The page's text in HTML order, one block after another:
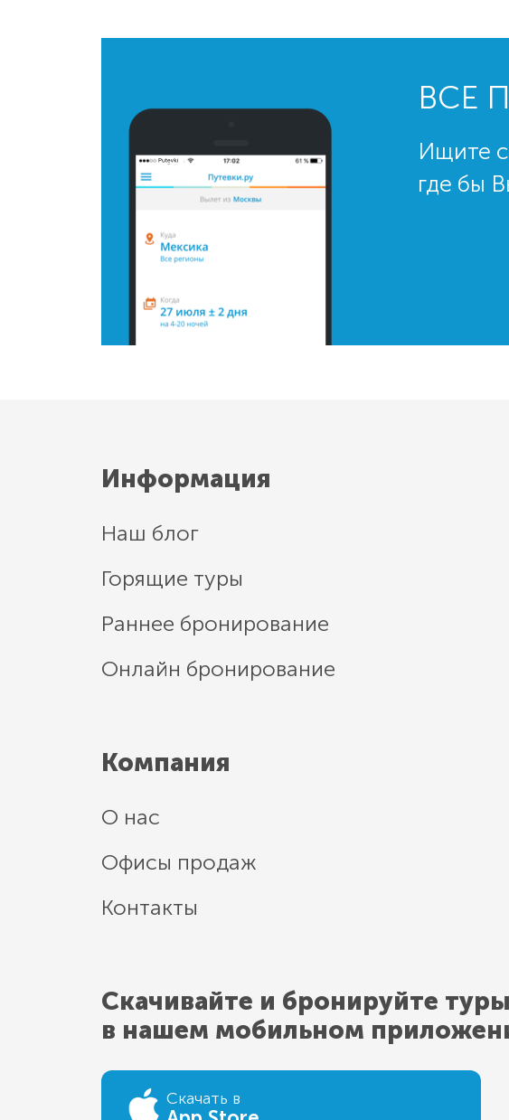
ВСЕ
Ищите
где бы
Информация
Наш блог
Горящие туры
Раннее бронирование
Онлайн бронирование
Компания
О нас
Офисы продаж
Контакты
Скачивайте и бронируйте туры
в нашем мобильном
Скачать в